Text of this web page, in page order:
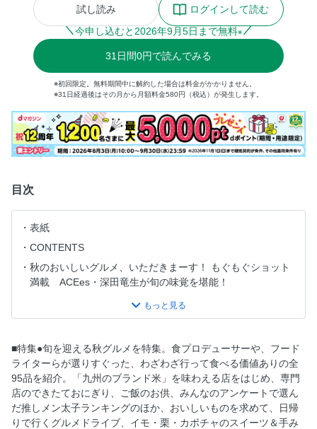
試し読み
ログインして読む
今申し込むと 2026年9月5日まで無料※
31 日間0円で読んでみる
※初回限定。無料期間中に解約した場合は料金がかかりません。
※31日経過後はその月から月額料金580円（税込）が発生します。
目次
表紙
CONTENTS
秋のおいしいグルメ、いただきまーす！ もぐもぐショット
満載 ACEes・深田竜生が旬の味覚を堪能！
食プロデューサー＆フードライターが太鼓判 絶対食べた
い！ 秋の旬グルメ
は“うまい米”でした
炊きたてご飯は“外で楽しむ”が正解！ 九州のうまい米を食
べるならココ！
米、具材に妥協なし！ シンプル・イズ・ベストな 究極の
おにぎりを求めて
■特集●旬を迎える秋グルメを特集。食プロデューサーや、フード
ライターらが選りすぐった、わざわざ行って食べる価値ありの全
95品を紹介。「九州のブランド米」を味わえる店をはじめ、専門
店のできたておにぎり、ご飯のお供、みんなのアンケートで選ん
だ推しメン太子ランキングのほか、おいしいものを求めて、日帰
りで行くグルメドライブ、イモ・栗・カボチャのスイーツ＆手み